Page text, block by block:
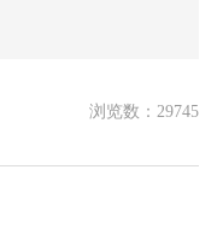
浏览数：29745